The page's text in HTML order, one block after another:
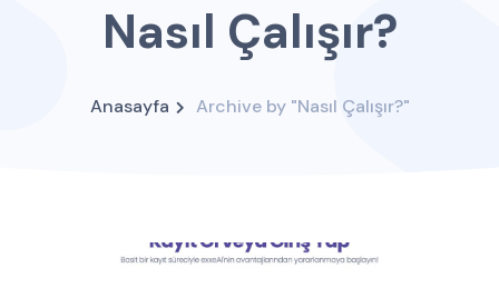
Nasıl Çalışır?
Anasayfa Archive by "Nasıl Çalışır?"